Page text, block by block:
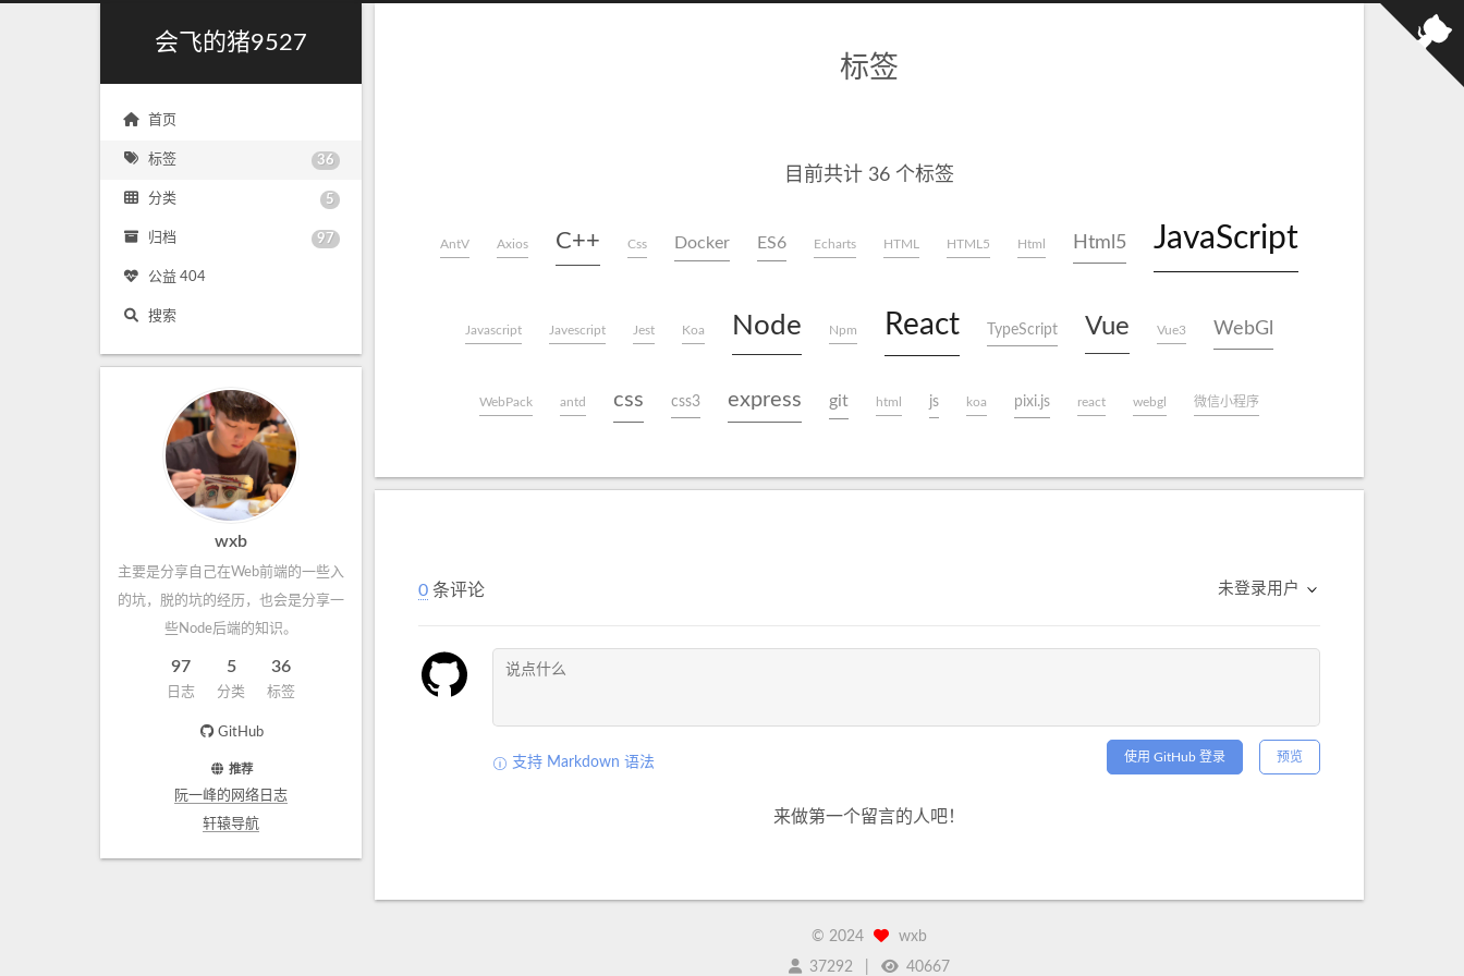
会飞的猪9527
首页
标签 36
分类 5
归档 97
公益 404
搜索
wxb
主要是分享自己在Web前端的一些入
的坑，脱的坑的经历，也会是分享一
些Node后端的知识。
97
日志
5
分类
36
标签
GitHub
推荐
阮一峰的网络日志
轩辕导航
标签
目前共计 36 个标签
AntV Axios C++ Css Docker ES6 Echarts HTML HTML5 Html Html5 JavaScript
Javascript Javescript Jest Koa Node Npm React TypeScript Vue Vue3 WebGl
WebPack antd css css3 express git html js koa pixi.js react webgl 微信小程序
0 条评论 未登录用户
支持 Markdown 语法 预览
使用 GitHub 登录
来做第一个留言的人吧！
© 2024
wxb
37292
40667